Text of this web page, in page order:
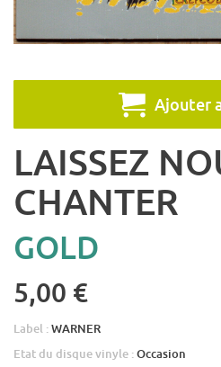
Ajouter
LAISSEZ
CHANTER
GOLD
5,00 €
Label :WARNER
Etat du disque vinyle :Occasion